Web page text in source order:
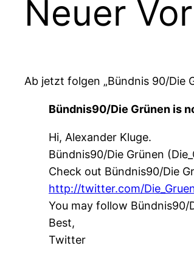
Neuer
Ab jetzt folgen „Bündnis 90/Die
Bündnis90/Die Grünen is
Hi, Alexander Kluge.
Bündnis90/Die Grünen
Check out Bündnis90/Die
http://twitter.com/
You may follow Bündnis90/
Best,
Twitter